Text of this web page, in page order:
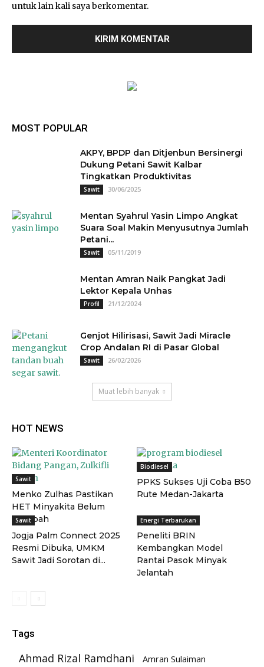
untuk lain kali saya berkomentar.
MOST POPULAR
AKPY, BPDP dan Ditjenbun Bersinergi
Dukung Petani Sawit Kalbar
Tingkatkan Produktivitas
Sawit 30/06/2025
Mentan Syahrul Yasin Limpo Angkat
Suara Soal Makin Menyusutnya Jumlah
Petani...
Sawit 05/11/2019
Mentan Amran Naik Pangkat Jadi
Lektor Kepala Unhas
Profil 21/12/2024
Genjot Hilirisasi, Sawit Jadi Miracle
Crop Andalan RI di Pasar Global
Sawit 26/02/2026
Muat lebih banyak
HOT NEWS
Sawit
Menko Zulhas Pastikan
HET Minyakita Belum
Berubah
Biodiesel
PPKS Sukses Uji Coba B50
Rute Medan-Jakarta
Sawit
Jogja Palm Connect 2025
Resmi Dibuka, UMKM
Sawit Jadi Sorotan di...
Energi Terbarukan
Peneliti BRIN
Kembangkan Model
Rantai Pasok Minyak
Jelantah
Tags
Ahmad Rizal Ramdhani Amran Sulaiman